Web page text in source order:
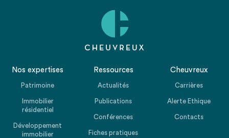
Nos expertises
Patrimoine
Immobilier
résidentiel
Développement
immobilier
Ressources
Actualités
Publications
Conférences
Fiches pratiques
Cheuvreux
Carrières
Alerte Ethique
Contacts